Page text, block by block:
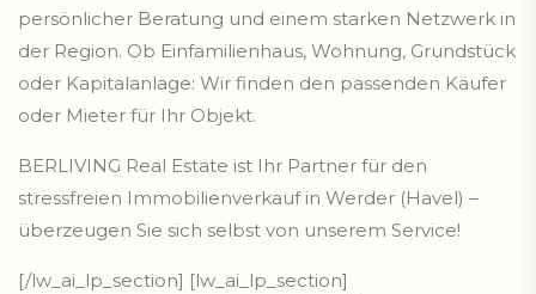
persönlicher Beratung und einem starken Netzwerk in
der Region. Ob Einfamilienhaus, Wohnung, Grundstück
oder Kapitalanlage: Wir finden den passenden Käufer
oder Mieter für Ihr Objekt.
BERLIVING Real Estate ist Ihr Partner für den
stressfreien Immobilienverkauf in Werder (Havel) –
überzeugen Sie sich selbst von unserem Service!
[/lw_ai_lp_section] [lw_ai_lp_section]